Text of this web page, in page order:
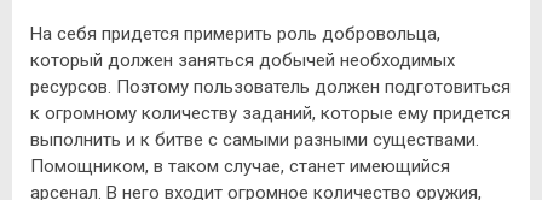
На себя придется примерить роль добровольца,
который должен заняться добычей необходимых
ресурсов. Поэтому пользователь должен подготовиться
к огромному количеству заданий, которые ему придется
выполнить и к битве с самыми разными существами.
Помощником, в таком случае, станет имеющийся
арсенал. В него входит огромное количество оружия,